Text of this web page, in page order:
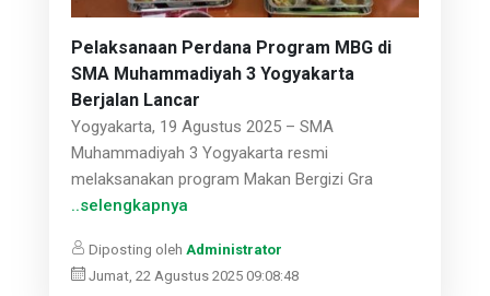
Pelaksanaan Perdana Program MBG di
SMA Muhammadiyah 3 Yogyakarta
Berjalan Lancar
Yogyakarta, 19 Agustus 2025 – SMA
Muhammadiyah 3 Yogyakarta resmi
melaksanakan program Makan Bergizi Gra
..selengkapnya
Diposting oleh Administrator
Jumat, 22 Agustus 2025 09:08:48